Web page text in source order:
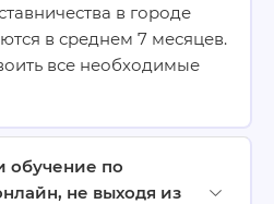
в городе
в среднем 7 месяцев.
все необходимые
обучение по
не выходя из